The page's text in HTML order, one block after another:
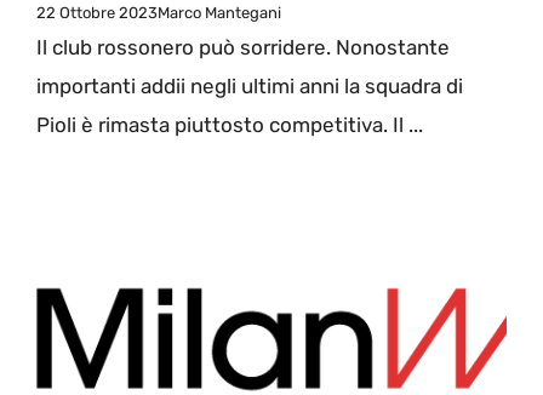
22 Ottobre 2023Marco Mantegani
Il club rossonero può sorridere. Nonostante
importanti addii negli ultimi anni la squadra di
Pioli è rimasta piuttosto competitiva. Il ...